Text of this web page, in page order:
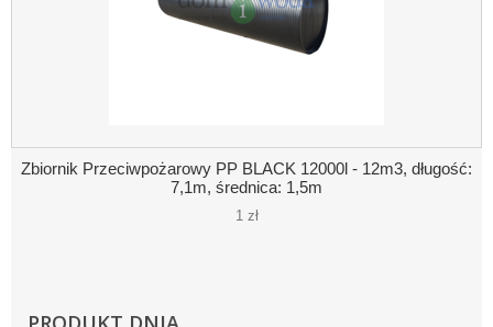
Zbiornik Przeciwpożarowy PP BLACK 12000l - 12m3, długość:
7,1m, średnica: 1,5m
1 zł